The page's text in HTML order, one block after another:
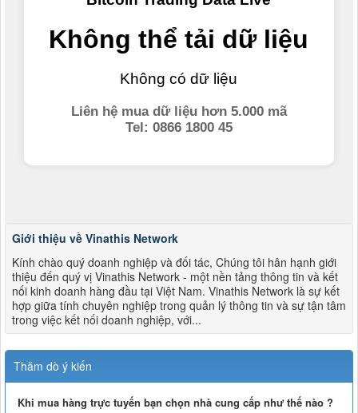
Giới thiệu về Vinathis Network
Kính chào quý doanh nghiệp và đối tác, Chúng tôi hân hạnh giới
thiệu đến quý vị Vinathis Network - một nền tảng thông tin và kết
nối kinh doanh hàng đầu tại Việt Nam. Vinathis Network là sự kết
hợp giữa tính chuyên nghiệp trong quản lý thông tin và sự tận tâm
trong việc kết nối doanh nghiệp, với...
Thăm dò ý kiến
Khi mua hàng trực tuyến bạn chọn nhà cung cấp như thế nào ?